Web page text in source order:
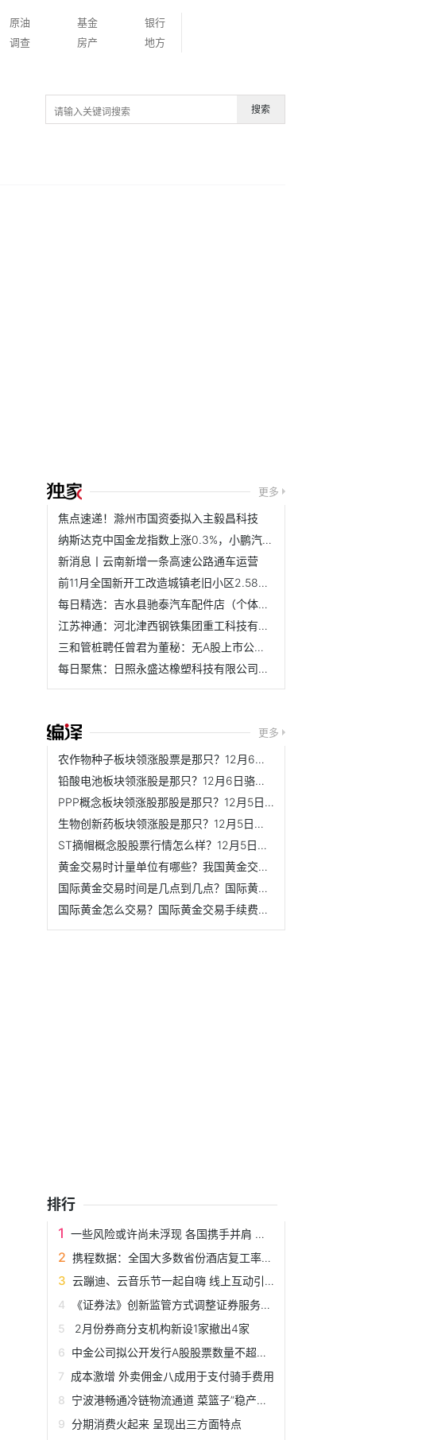
原油 基金
银行
调查 房产 地方
搜索
更多
焦点速递！滁州市国资委拟入主毅昌科技
纳斯达克中国金龙指数上涨0.3%，小鹏汽车(XPEV.N)涨超5%，蔚...
新消息丨云南新增一条高速公路通车运营
前11月全国新开工改造城镇老旧小区2.58万个
每日精选：吉水县驰泰汽车配件店（个体工商户）成立 注册资...
江苏神通：河北津西钢铁集团重工科技有限公司及其一致行动人...
三和管桩聘任曾君为董秘：无A股上市公司董秘工作经验
每日聚焦：日照永盛达橡塑科技有限公司成立 注册资本10万人民币
更多
农作物种子板块领涨股票是那只？12月6日丰乐种业市盈率为30.27
铅酸电池板块领涨股是那只？12月6日骆驼股份股价是多少？
PPP概念板块领涨股那股是那只？12月5日ST长方市盈率为-4.87
生物创新药板块领涨股是那只？12月5日南新制药股价是多少？
ST摘帽概念股股票行情怎么样？12月5日宜宾纸业股价是多少？
黄金交易时计量单位有哪些？我国黄金交易的计量单位是什么？
国际黄金交易时间是几点到几点？国际黄金开户流程是什么？
国际黄金怎么交易？国际黄金交易手续费一手需要多少钱？
排行
一些风险或许尚未浮现 各国携手并肩 应对5G安全挑战
携程数据：全国大多数省份酒店复工率已达80%
云蹦迪、云音乐节一起自嗨 线上互动引来新思考
《证券法》创新监管方式调整证券服务业务
2月份券商分支机构新设1家撤出4家
中金公司拟公开发行A股股票数量不超过45858.9万股
成本激增 外卖佣金八成用于支付骑手费用
宁波港畅通冷链物流通道 菜篮子”稳产保供工
分期消费火起来 呈现出三方面特点